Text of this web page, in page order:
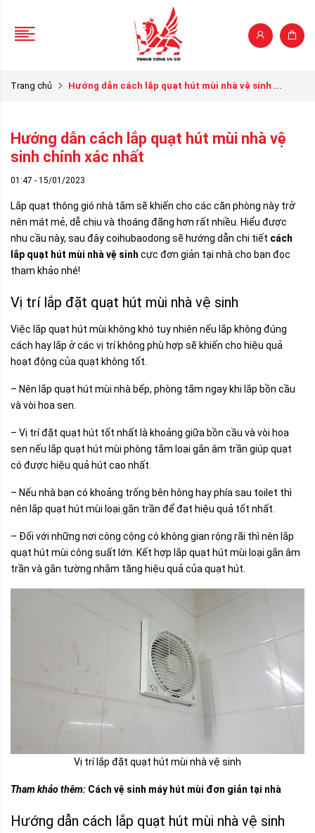
Trang chủ Hướng dẫn cách lắp quạt hút mùi nhà vệ sinh ...
Hướng dẫn cách lắp quạt hút mùi nhà vệ
sinh chính xác nhất
01:47 - 15/01/2023
Lắp quạt thông gió nhà tắm sẽ khiến cho các căn phòng này trở
nên mát mẻ, dễ chịu và thoáng đãng hơn rất nhiều. Hiểu được
nhu cầu này, sau đây coihubaodong sẽ hướng dẫn chi tiết cách
lắp quạt hút mùi nhà vệ sinh cực đơn giản tại nhà cho bạn đọc
tham khảo nhé!
Vị trí lắp đặt quạt hút mùi nhà vệ sinh
Việc lắp quạt hút mùi không khó tuy nhiên nếu lắp không đúng
cách hay lắp ở các vị trí không phù hợp sẽ khiến cho hiệu quả
hoạt động của quạt không tốt.
– Nên lắp quạt hút mùi nhà bếp, phòng tắm ngay khi lắp bồn cầu
và vòi hoa sen.
– Vị trí đặt quạt hút tốt nhất là khoảng giữa bồn cầu và vòi hoa
sen nếu lắp quạt hút mùi phòng tắm loại gắn âm trần giúp quạt
có được hiệu quả hút cao nhất.
– Nếu nhà bạn có khoảng trống bên hông hay phía sau toilet thì
nên lắp quạt hút mùi loại gắn trần để đạt hiệu quả tốt nhất.
– Đối với những nơi công cộng có không gian rộng rãi thì nên lắp
quạt hút mùi công suất lớn. Kết hợp lắp quạt hút mùi loại gắn âm
trần và gắn tường nhằm tăng hiệu quả của quạt hút.
Vị trí lắp đặt quạt hút mùi nhà vệ sinh
Tham khảo thêm: Cách vệ sinh máy hút mùi đơn giản tại nhà
Hướng dẫn cách lắp quạt hút mùi nhà vệ sinh